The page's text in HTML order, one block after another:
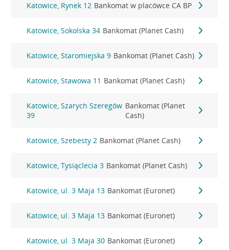
Katowice, Rynek 12 Bankomat w placówce CA BP
Katowice, Sokolska 34 Bankomat (Planet Cash)
Katowice, Staromiejska 9 Bankomat (Planet Cash)
Katowice, Stawowa 11 Bankomat (Planet Cash)
Katowice, Szarych Szeregów
39
Bankomat (Planet
Cash)
Katowice, Szebesty 2 Bankomat (Planet Cash)
Katowice, Tysiąclecia 3 Bankomat (Planet Cash)
Katowice, ul. 3 Maja 13 Bankomat (Euronet)
Katowice, ul. 3 Maja 13 Bankomat (Euronet)
Katowice, ul. 3 Maja 30 Bankomat (Euronet)